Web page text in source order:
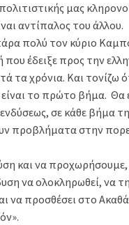
μας
αντίπαλος του άλλου.
πολύ τον κύριο
έδειξε προς την
τα χρόνια. Και τονίζω
το πρώτο βήμα. Θα
σε κάθε βήμα
προβλήματα στην
και να προχωρήσουμε,
να ολοκληρωθεί, να
να προσθέσει στο